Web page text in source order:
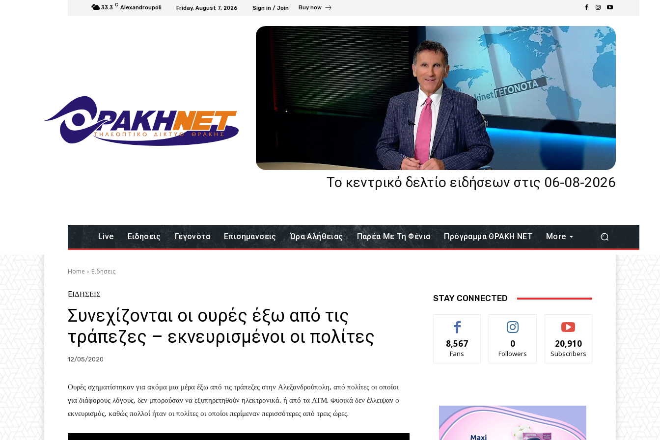
33.3 C Alexandroupoli Friday, August 7, 2026 Sign in / Join Buy now
Το κεντρικό δελτίο ειδήσεων στις 06-08-2026
Live Eιδησεις Γεγονότα Επισημανσεις Ώρα Αλήθειας Παρέα Με Τη Φένια Πρόγραμμα ΘΡΑΚΗ ΝΕΤ More
Home Eιδησεις
EΙΔΗΣΕΙΣ
Συνεχίζονται οι ουρές έξω από τις
τράπεζες – εκνευρισμένοι οι πολίτες
12/05/2020
Ουρές σχηματίστηκαν για ακόμα μια μέρα έξω από τις τράπεζες στην Αλεξανδρούπολη, από πολίτες οι οποίοι
για διάφορους λόγους, δεν μπορούσαν να εξυπηρετηθούν ηλεκτρονικά, ή από τα ΑΤΜ. Φυσικά δεν έλλειψαν ο
εκνευρισμός, καθώς πολλοί ήταν οι πολίτες οι οποίοι περίμεναν περισσότερες από τρεις ώρες.
STAY CONNECTED
8,567
Fans
0
Followers
20,910
Subscribers